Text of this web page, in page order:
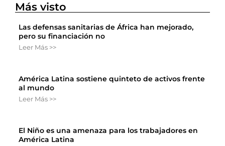
Más visto
Las defensas sanitarias de África han mejorado,
pero su financiación no
Leer Más >>
América Latina sostiene quinteto de activos frente
al mundo
Leer Más >>
El Niño es una amenaza para los trabajadores en
América Latina